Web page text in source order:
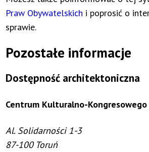
Praw Obywatelskich i poprosić o
sprawie.
Pozostałe informacje
Dostępność architektoniczna
Centrum Kulturalno-Kongresowego
Al. Solidarności 1-3
87-100 Toruń